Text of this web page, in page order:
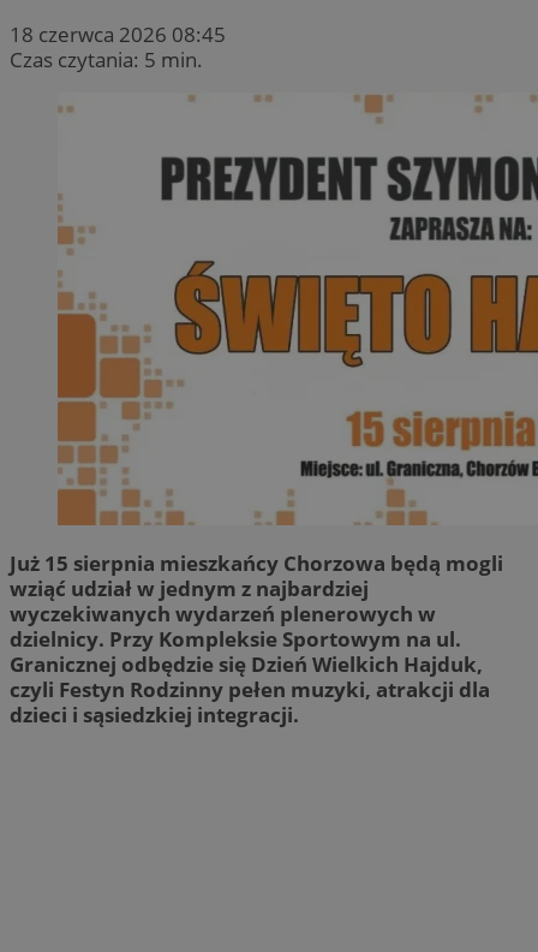
18 czerwca 2026 08:45
Czas czytania: 5 min.
Już 15 sierpnia mieszkańcy Chorzowa będą mogli
wziąć udział w jednym z najbardziej
wyczekiwanych wydarzeń plenerowych w
dzielnicy. Przy Kompleksie Sportowym na ul.
Granicznej odbędzie się Dzień Wielkich Hajduk,
czyli Festyn Rodzinny pełen muzyki, atrakcji dla
dzieci i sąsiedzkiej integracji.